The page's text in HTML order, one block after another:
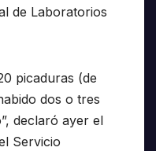
de Laboratorios
picaduras (de
dos o tres
declaró ayer el
Servicio